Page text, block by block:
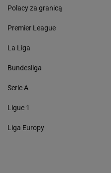
Polacy za granicą
Premier League
La Liga
Bundesliga
Serie A
Ligue 1
Liga Europy